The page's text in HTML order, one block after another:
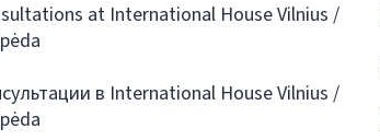
at International House Vilnius /
в International House Vilnius /